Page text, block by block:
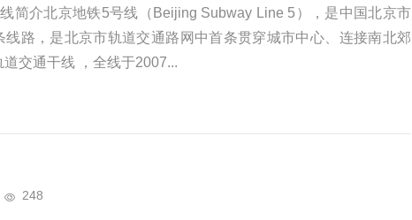
简介北京地铁5号线（Beijing Subway Line 5），是中国北京市
线路，是北京市轨道交通路网中首条贯穿城市中心、连接南北郊
交通干线 ，全线于2007...
248